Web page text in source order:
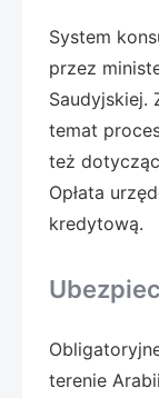
System
przez
Saudyjskiej.
temat
też
Opłata
kredytową.
terenie